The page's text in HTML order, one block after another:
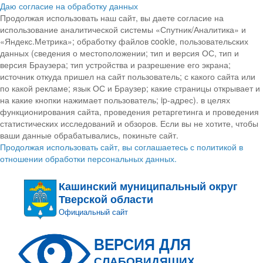
Даю согласие на обработку данных
Продолжая использовать наш сайт, вы даете согласие на
использование аналитической системы «Спутник/Аналитика» и
«Яндекс.Метрика»; обработку файлов cookie, пользовательских
данных (сведения о местоположении; тип и версия ОС, тип и
версия Браузера; тип устройства и разрешение его экрана;
источник откуда пришел на сайт пользователь; с какого сайта или
по какой рекламе; язык ОС и Браузер; какие страницы открывает и
на какие кнопки нажимает пользователь; ip-адрес). в целях
функционирования сайта, проведения ретаргетинга и проведения
статистических исследований и обзоров. Если вы не хотите, чтобы
ваши данные обрабатывались, покиньте сайт.
Продолжая использовать сайт, вы соглашаетесь с политикой в
отношении обработки персональных данных.